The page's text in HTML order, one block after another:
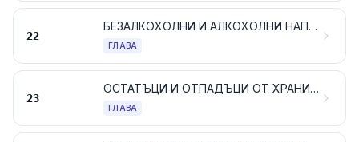
22
БЕЗАЛКОХОЛНИ И АЛКОХОЛНИ НАПИТКИ, ДРУГИ АЛКОХОЛСЪДЪРЖАЩИ ТЕЧНОСТИ И ВИДОВЕ ОЦЕТ
ГЛАВА
23
ОСТАТЪЦИ И ОТПАДЪЦИ ОТ ХРАНИТЕЛНАТА ПРОМИШЛЕНОСТ; ПРИГОТВЕНИ ХРАНИ ЗА ЖИВОТНИ
ГЛАВА